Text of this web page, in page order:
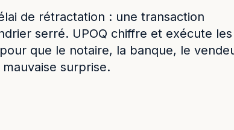
de rétractation : une transaction
serré. UPOQ chiffre et exécute les
que le notaire, la banque, le
surprise.